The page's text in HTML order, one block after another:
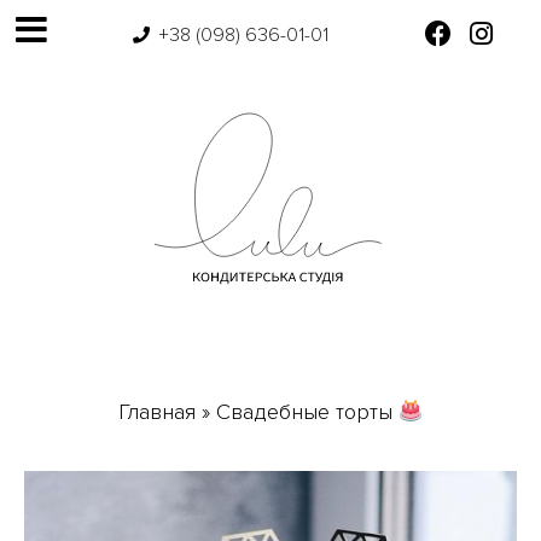
+38 (098) 636-01-01
Главная » Свадебные торты